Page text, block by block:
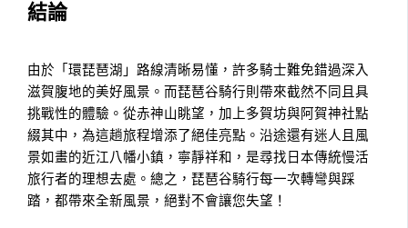
結論
由於「環琵琶湖」路線清晰易懂，許多騎士難免錯過深入
滋賀腹地的美好風景。而琵琶谷騎行則帶來截然不同且具
挑戰性的體驗。從赤神山眺望，加上多賀坊與阿賀神社點
綴其中，為這趟旅程增添了絕佳亮點。沿途還有迷人且風
景如畫的近江八幡小鎮，寧靜祥和，是尋找日本傳統慢活
旅行者的理想去處。總之，琵琶谷騎行每一次轉彎與踩
踏，都帶來全新風景，絕對不會讓您失望！